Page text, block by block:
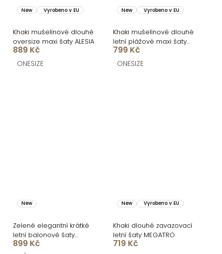
New Vyrobeno v EU
Khaki mušelínové dlouhé
oversize maxi šaty ALESIA
889 Kč
ONESIZE
New Vyrobeno v EU
Khaki mušelínové dlouhé
letní plážové maxi šaty
KOURAKY
799 Kč
ONESIZE
New
Zelené elegantní krátké
letní balonové šaty
LEONYA
899 Kč
New Vyrobeno v EU
Khaki dlouhé zavazovací
letní šaty MEGATRO
719 Kč